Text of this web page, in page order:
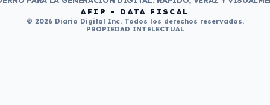
AFIP - DATA FISCAL
© 2026 Diario Digital Inc. Todos los derechos reservados.
PROPIEDAD INTELECTUAL